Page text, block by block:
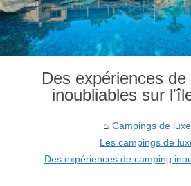
Des expériences de
inoubliables sur
Campings de luxe
Les campings de
Des expériences de camping